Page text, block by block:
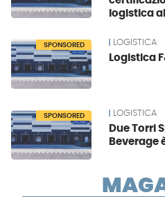
logistica
SPONSORED LOGISTICA
Logistica
SPONSORED LOGISTICA
Due Torri
Beverage